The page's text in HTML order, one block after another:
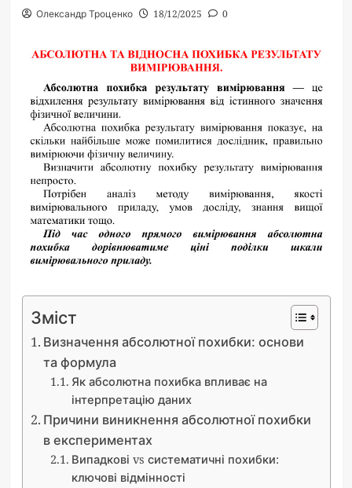
Олександр Троценко 18/12/2025 0
Зміст
Визначення абсолютної похибки: основи
та формула
Як абсолютна похибка впливає на
інтерпретацію даних
Причини виникнення абсолютної похибки
в експериментах
Випадкові vs систематичні похибки:
ключові відмінності